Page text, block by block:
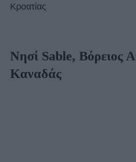
Κροατίας
Νησί Sable, Βόρειος
Καναδάς